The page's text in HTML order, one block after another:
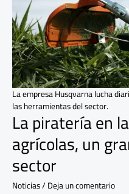
La piratería en
agrícolas, un
sector
Noticias/Deja un comentario
gran
riesgo
para
el
sector
La empresa Husqvarna lucha
las herramientas del sector.